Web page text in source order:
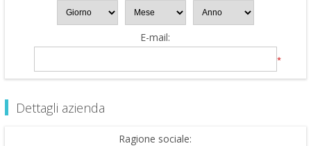
E-mail:
*
Dettagli azienda
Ragione sociale: